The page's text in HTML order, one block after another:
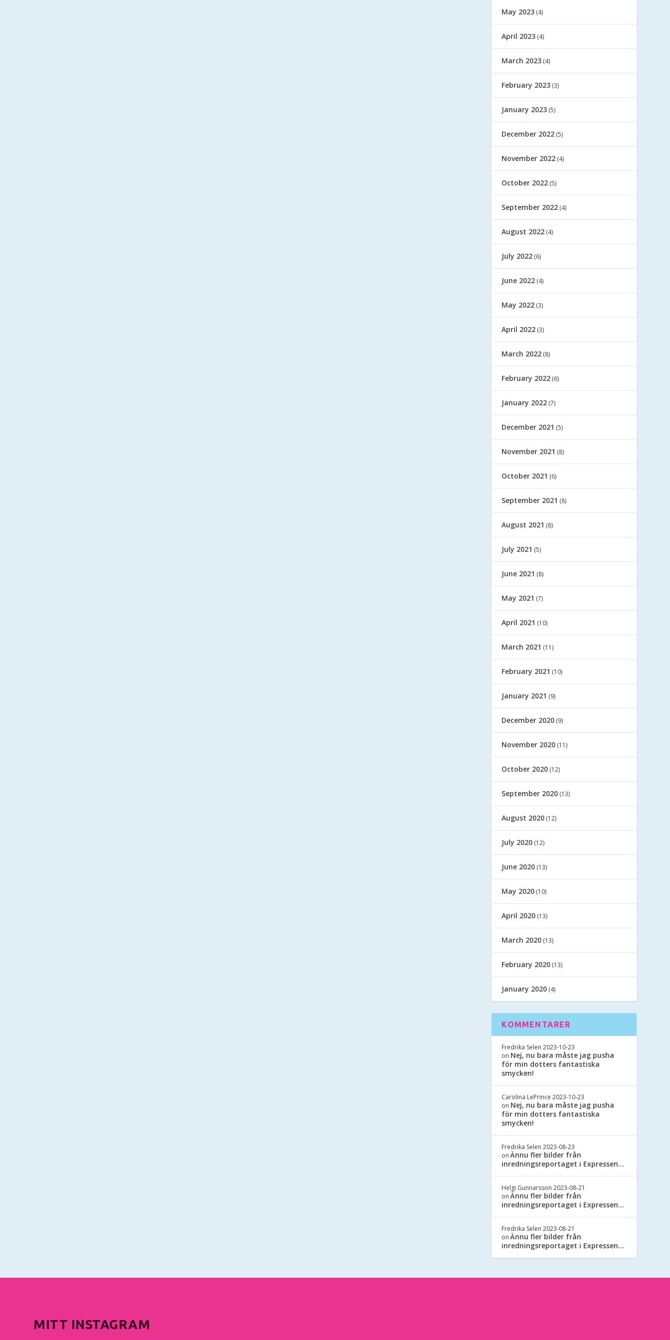
May 2023 (4)
April 2023 (4)
March 2023 (4)
February 2023 (3)
January 2023 (5)
December 2022 (5)
November 2022 (4)
October 2022 (5)
September 2022 (4)
August 2022 (4)
July 2022 (6)
June 2022 (4)
May 2022 (3)
April 2022 (3)
March 2022 (8)
February 2022 (6)
January 2022 (7)
December 2021 (5)
November 2021 (8)
October 2021 (6)
September 2021 (8)
August 2021 (8)
July 2021 (5)
June 2021 (8)
May 2021 (7)
April 2021 (10)
March 2021 (11)
February 2021 (10)
January 2021 (9)
December 2020 (9)
November 2020 (11)
October 2020 (12)
September 2020 (13)
August 2020 (12)
July 2020 (12)
June 2020 (13)
May 2020 (10)
April 2020 (13)
March 2020 (13)
February 2020 (13)
January 2020 (4)
KOMMENTARER
Fredrika Selen 2023-10-23
on Nej, nu bara måste jag pusha
för min dotters fantastiska
smycken!
Carolina LePrince 2023-10-23
on Nej, nu bara måste jag pusha
för min dotters fantastiska
smycken!
Fredrika Selen 2023-08-23
onÄnnu fler bilder från
inredningsreportaget i Expressen…
Helgi Gunnarsson 2023-08-21
onÄnnu fler bilder från
inredningsreportaget i Expressen…
Fredrika Selen 2023-08-21
onÄnnu fler bilder från
inredningsreportaget i Expressen…
MITT INSTAGRAM